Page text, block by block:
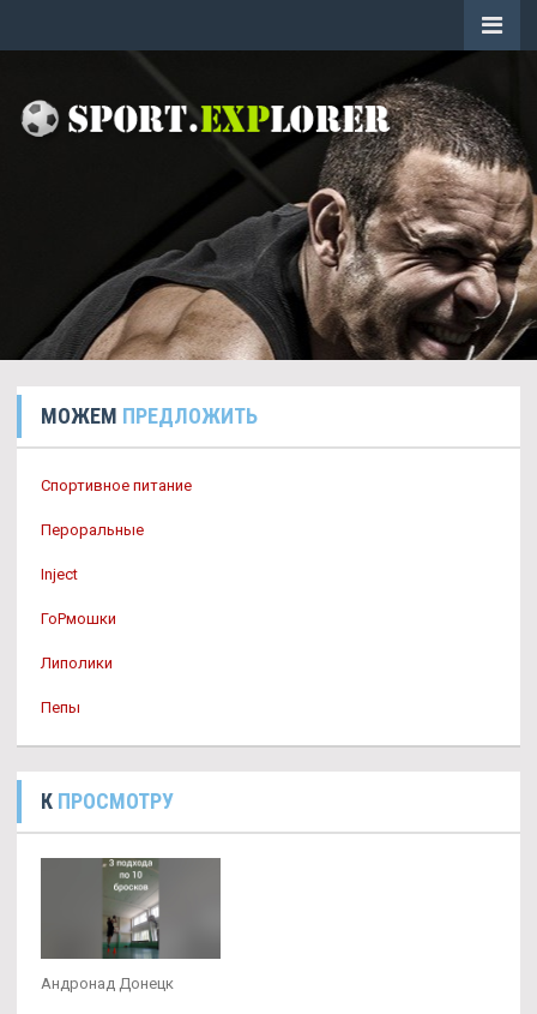
МОЖЕМ ПРЕДЛОЖИТЬ
Спортивное питание
Пероральные
Inject
ГоРмошки
Липолики
Пепы
К ПРОСМОТРУ
Андронад Донецк